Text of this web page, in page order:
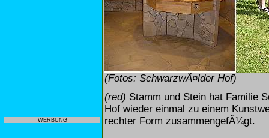
WERBUNG
(Fotos: SchwarzwÃ¤lder Hof)
(red) Stamm und Stein hat Familie
Hof wieder einmal zu einem
rechter Form zusammengefÃ¼gt.